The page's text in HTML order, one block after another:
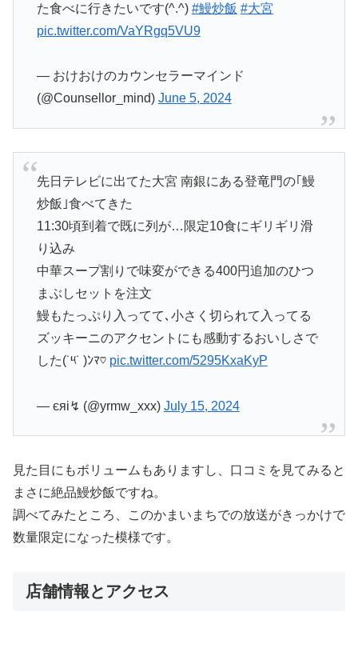
た食べに行きたいです(^.^) #鰻炒飯 #大宮
pic.twitter.com/VaYRgq5VU9
— おけおけのカウンセラーマインド
(@Counsellor_mind) June 5, 2024
先日テレビに出てた大宮 南銀にある登竜門の｢鰻
炒飯｣食べてきた
11:30頃到着で既に列が…限定10食にギリギリ滑
り込み
中華スープ割りで味変ができる400円追加のひつ
まぶしセットを注文
鰻もたっぷり入ってて､小さく切られて入ってる
ズッキーニのアクセントにも感動するおいしさで
した(˙༥˙ )ﾝﾏ♡ pic.twitter.com/5295KxaKyP
— єяі↯ (@yrmw_xxx) July 15, 2024
見た目にもボリュームもありますし、口コミを見てみると
まさに絶品鰻炒飯ですね。
調べてみたところ、このかまいまちでの放送がきっかけで
数量限定になった模様です。
店舗情報とアクセス